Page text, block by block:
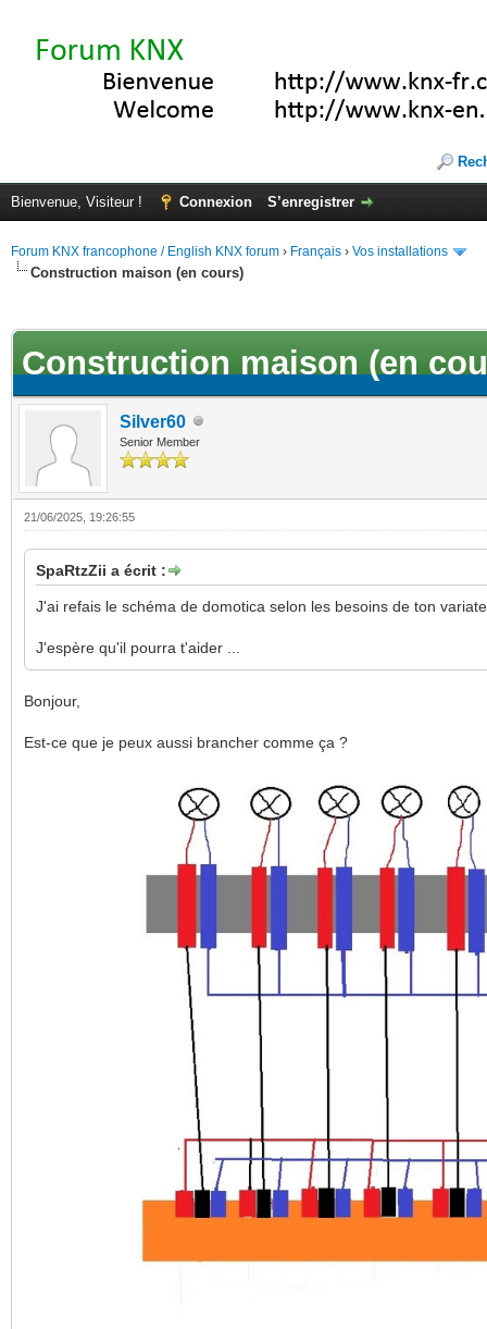
Bienvenue, Visiteur ! Connexion S’enregistrer
Forum KNX francophone / English KNX forum › Français › Vos installations
Construction maison (en cours)
Construction maison (en
Silver60
Senior Member
21/06/2025, 19:26:55
SpaRtzZii a écrit :
J'ai refais le schéma de domotica selon les besoins de ton
J'espère qu'il pourra t'aider ...
Bonjour,
Est-ce que je peux aussi brancher comme ça ?